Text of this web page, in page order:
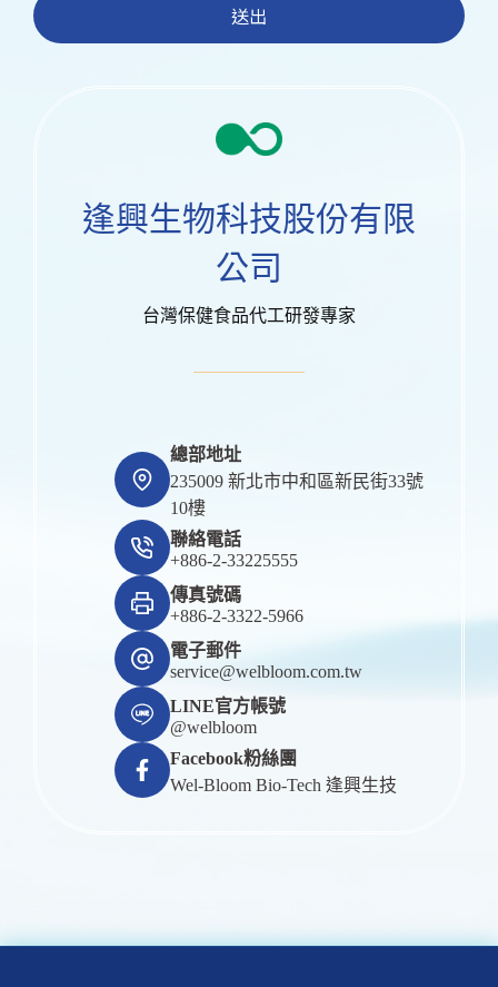
逢興生物科技股份有限
公司
台灣保健食品代工研發專家
總部地址
235009 新北市中和區新民街33號
10樓
聯絡電話
+886-2-33225555
傳真號碼
+886-2-3322-5966
電子郵件
service@welbloom.com.tw
LINE官方帳號
@welbloom
Facebook粉絲團
Wel-Bloom Bio-Tech 逢興生技
送出